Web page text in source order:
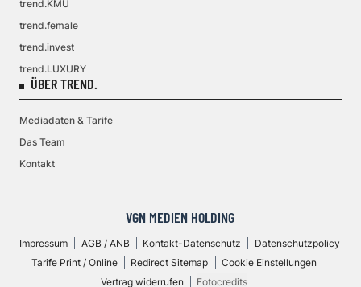
trend.KMU
trend.female
trend.invest
trend.LUXURY
ÜBER TREND.
Mediadaten & Tarife
Das Team
Kontakt
VGN MEDIEN HOLDING
Impressum AGB / ANB Kontakt-Datenschutz
Datenschutzpolicy
Tarife Print / Online
Redirect Sitemap
Cookie Einstellungen
Vertrag widerrufen
Fotocredits